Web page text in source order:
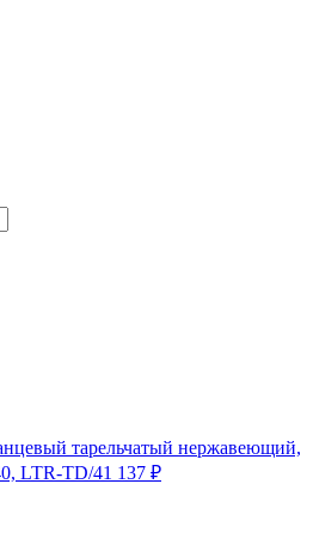
тарельчатый нержавеющий,
LTR-TD/41 137 ₽